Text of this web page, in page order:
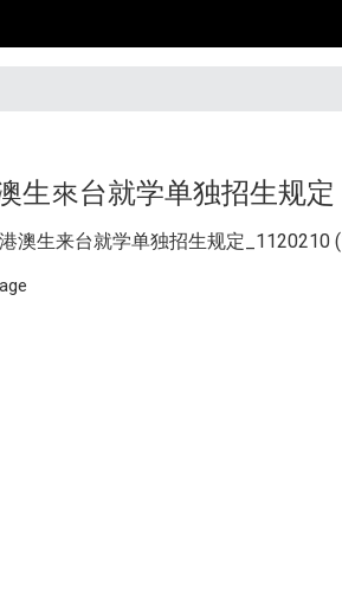
生來台就学单独招生规定
澳生来台就学单独招生规定_1120210